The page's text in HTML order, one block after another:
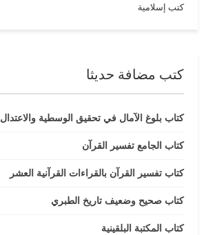
كتب إسلامية
كتب مضافة حديثا
كتاب بلوغ الآمال في تحقيق الوسطية والاعتدال
كتاب الجامع تفسير القرآن
كتاب تفسير القرآن بالقراءات القرآنية العشر
كتاب صحيح وضعيف تاريخ الطبري
كتاب المكتبة البلقينية